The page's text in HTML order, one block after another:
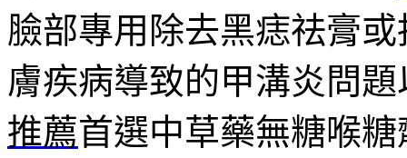
臉部專用除去黑痣祛膏
膚疾病導致的甲溝炎問
推薦首選中草藥無糖喉